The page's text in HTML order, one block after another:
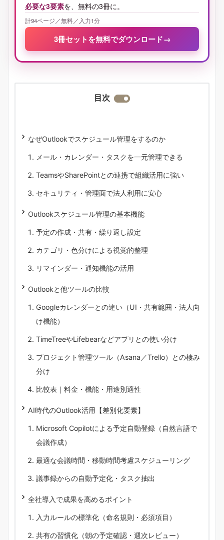
必要な3要素を、無料の3冊に。
計94ページ／無料／入力1分
3冊セットを無料でダウンロード →
目次
なぜOutlookでスケジュール管理をするのか
メール・カレンダー・タスクを一元管理できる
TeamsやSharePointとの連携で組織活用に強い
セキュリティ・管理面で法人利用に安心
Outlookスケジュール管理の基本機能
予定の作成・共有・繰り返し設定
カテゴリ・色分けによる視覚的整理
リマインダー・通知機能の活用
Outlookと他ツールの比較
Googleカレンダーとの違い（UI・共有範囲・法人向
け機能）
TimeTreeやLifebearなどアプリとの使い分け
プロジェクト管理ツール（Asana／Trello）との棲み
分け
比較表｜料金・機能・用途別適性
AI時代のOutlook活用【差別化要素】
Microsoft Copilotによる予定自動登録（自然言語で
会議作成）
最適な会議時間・移動時間考慮スケジューリング
議事録からの自動予定化・タスク抽出
全社導入で成果を高めるポイント
入力ルールの標準化（命名規則・必須項目）
共有の習慣化（朝の予定確認・週次レビュー）